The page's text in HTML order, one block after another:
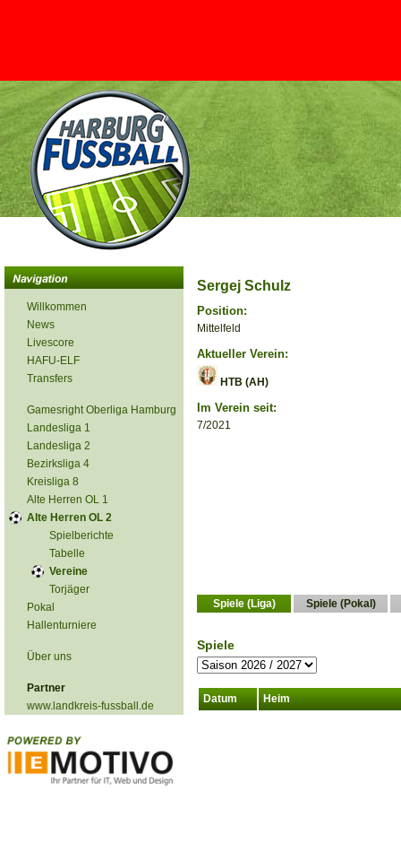
Willkommen
News
Livescore
HAFU-ELF
Transfers
Gamesright Oberliga Hamburg
Landesliga 1
Landesliga 2
Bezirksliga 4
Kreisliga 8
Alte Herren OL 1
Alte Herren OL 2
Spielberichte
Tabelle
Vereine
Torjäger
Pokal
Hallenturniere
Über uns
Partner
www.landkreis-fussball.de
Sergej Schulz
Position:
Mittelfeld
Aktueller Verein:
HTB (AH)
Im Verein seit:
7/2021
Spiele (Liga) Spiele (Pokal)
Spiele
Datum Heim